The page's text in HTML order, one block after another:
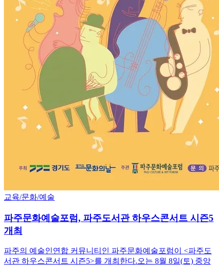
교육/문화/예술
파주문화예술포럼, 파주도서관 하우스콘서트 시즌5
개최
파주의 예술인연합 커뮤니티인 파주문화예술포럼이 <파주도
서관 하우스콘서트 시즌5>를 개최한다.오는 8월 8일(토) 중앙